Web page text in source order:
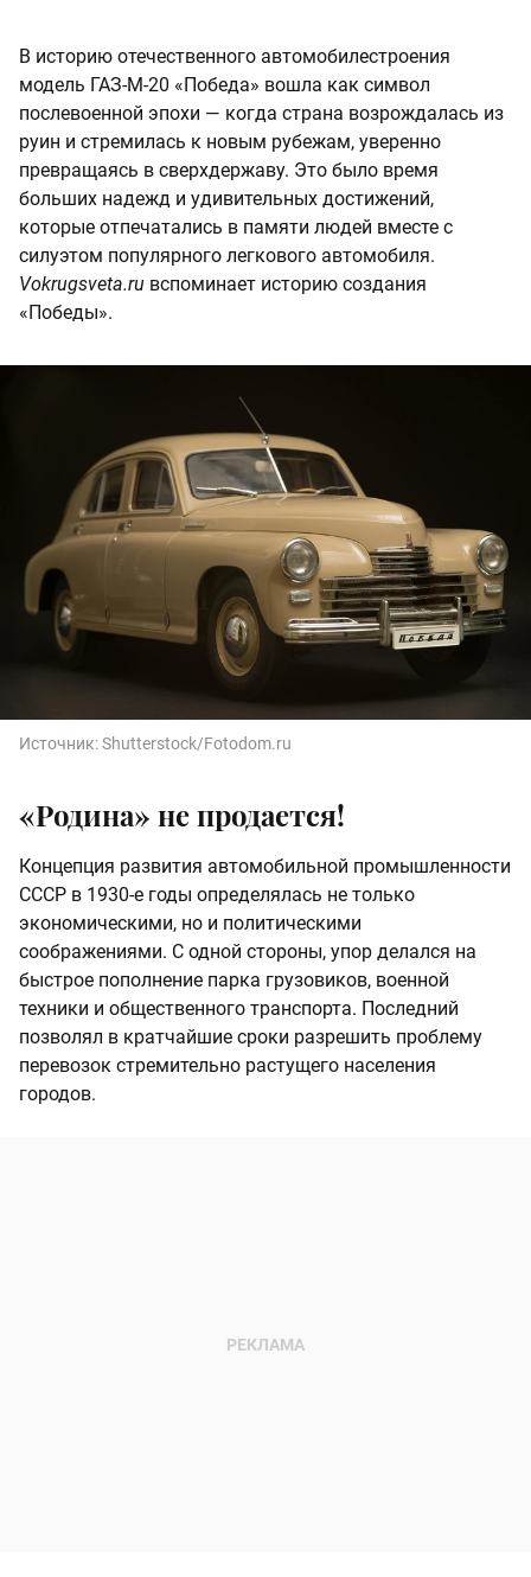
В историю отечественного автомобилестроения
модель ГАЗ-М-20 «Победа» вошла как символ
послевоенной эпохи — когда страна возрождалась из
руин и стремилась к новым рубежам, уверенно
превращаясь в сверхдержаву. Это было время
больших надежд и удивительных достижений,
которые отпечатались в памяти людей вместе с
силуэтом популярного легкового автомобиля.
Vokrugsveta.ru вспоминает историю создания
«Победы».
Источник:Shutterstock/Fotodom.ru
«Родина» не продается!
Концепция развития автомобильной промышленности
СССР в 1930-е годы определялась не только
экономическими, но и политическими
соображениями. С одной стороны, упор делался на
быстрое пополнение парка грузовиков, военной
техники и общественного транспорта. Последний
позволял в кратчайшие сроки разрешить проблему
перевозок стремительно растущего населения
городов.